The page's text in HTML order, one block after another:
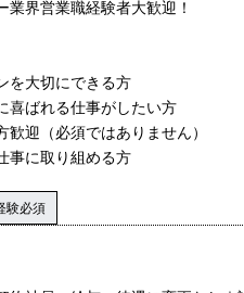
界営業職経験者大歓迎！
を大切にできる方
喜ばれる仕事がしたい方
迎（必須ではありません）
事に取り組める方
験必須